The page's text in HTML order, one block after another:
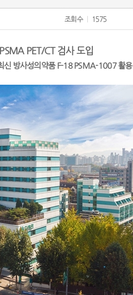
조회수 1575
PET/CT 검사 도입
신 방사성의약품 F-18 PSMA-1007 활용